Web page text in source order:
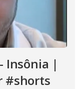
Insônia |
#shorts